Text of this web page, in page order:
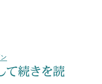
て続きを読